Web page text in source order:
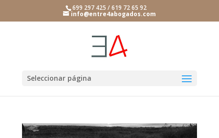
699 297 425 / 619 72 65 92
info@entre4abogados.com
Seleccionar página